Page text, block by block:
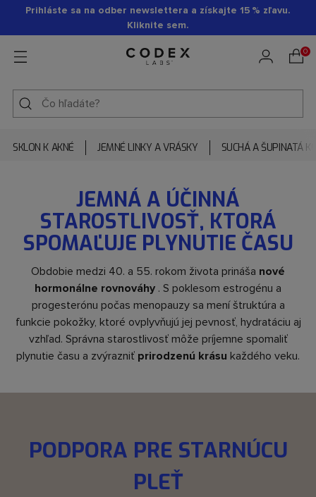
Prihláste sa na odber newslettera a získajte 15 % zľavu.
Kliknite sem.
0
SKLON K AKNÉ JEMNÉ LINKY A VRÁSKY SUCHÁ A ŠUPINATÁ
JEMNÁ A ÚČINNÁ
STAROSTLIVOSŤ, KTORÁ
SPOMAĽUJE PLYNUTIE ČASU
Obdobie medzi 40. a 55. rokom života prináša nové
hormonálne rovnováhy . S poklesom estrogénu a
progesterónu počas menopauzy sa mení štruktúra a
funkcie pokožky, ktoré ovplyvňujú jej pevnosť, hydratáciu aj
vzhľad. Správna starostlivosť môže príjemne spomaliť
plynutie času a zvýrazniť prirodzenú krásu každého veku.
PODPORA PRE STARNÚCU
PLEŤ